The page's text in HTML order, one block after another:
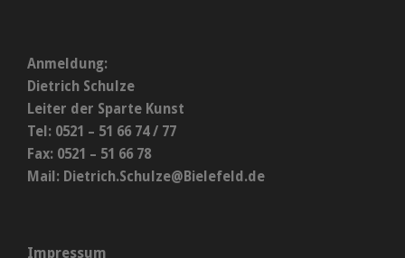
Anmeldung:
Dietrich Schulze
Leiter der Sparte Kunst
Tel: 0521 – 51 66 74 / 77
Fax: 0521 – 51 66 78
Mail: Dietrich.Schulze@Bielefeld.de
Impressum